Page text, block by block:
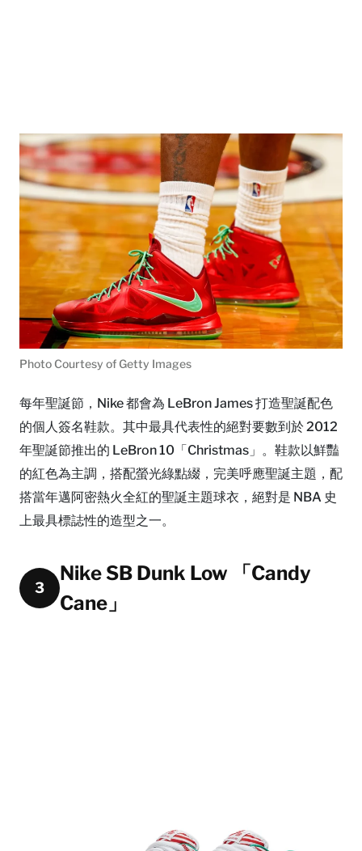
Photo Courtesy of Getty Images
每年聖誕節，Nike 都會為 LeBron James 打造聖誕配色
的個人簽名鞋款。其中最具代表性的絕對要數到於 2012
年聖誕節推出的 LeBron 10「Christmas」。鞋款以鮮豔
的紅色為主調，搭配螢光綠點綴，完美呼應聖誕主題，配
搭當年邁阿密熱火全紅的聖誕主題球衣，絕對是 NBA 史
上最具標誌性的造型之一。
3
Nike SB Dunk Low 「Candy
Cane」